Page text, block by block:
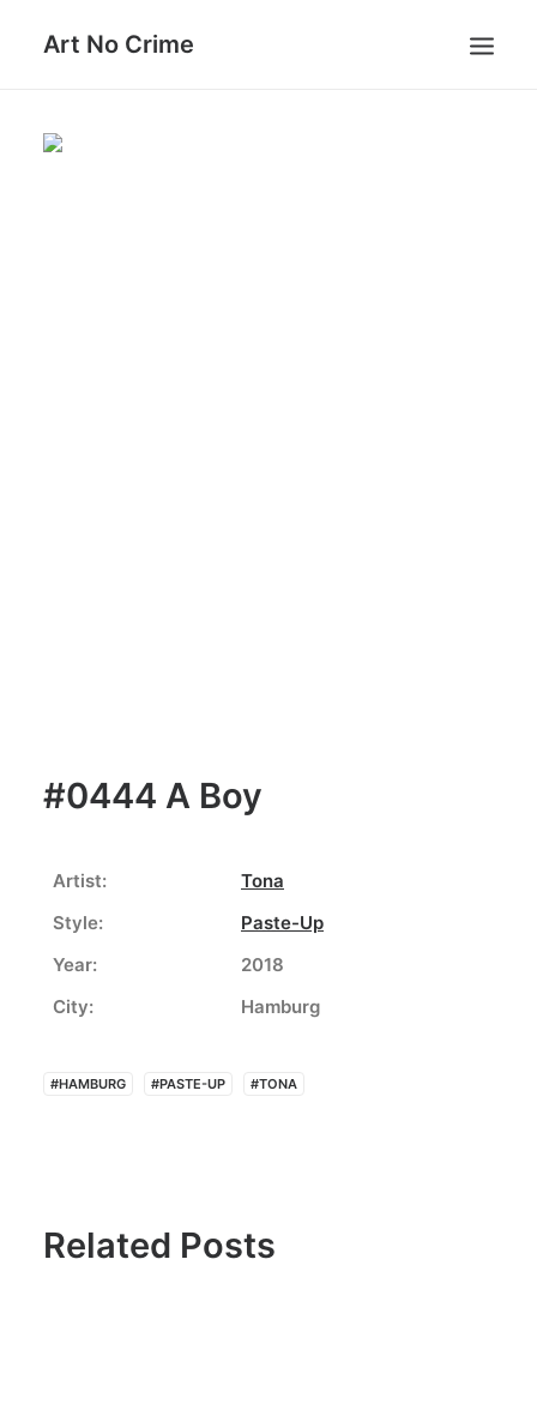
Art No Crime
ARTISTS
#0444 A Boy
Artist:
Tona
Style:
Paste-Up
Year:
2018
City:
Hamburg
#HAMBURG #PASTE-UP #TONA
Related Posts